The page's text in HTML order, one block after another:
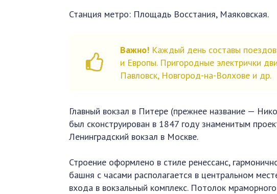
Станция метро: Площадь Восстания, Маяковская.
Важно! Каждый день составы
и Европы. Пригородные электрички
Павловск, Новгород-на-Волхове и др.
Главный вокзал в Питере (прежнее название —
был сконструирован в 1847 году знаменитым
Ленинградский вокзал в Москве.
Строение оформлено в стиле ренессанс,
башня с часами располагается в центральном
входа в вокзальный комплекс. Потолок